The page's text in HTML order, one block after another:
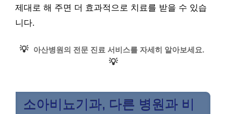
제대로 해 주면 더 효과적으로 치료를 받을 수 있습
니다.
💡 아산병원의 전문 진료 서비스를 자세히 알아보세요.
💡
소아비뇨기과, 다른 병원과 비